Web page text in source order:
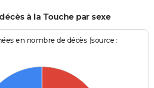
à la Touche par sexe
en nombre de décès (source :